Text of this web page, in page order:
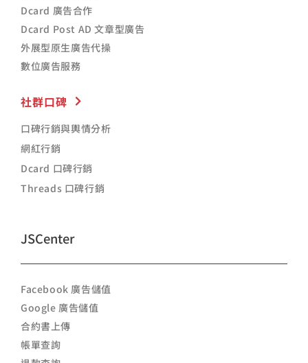
Dcard 廣告合作
Dcard Post AD 文章型廣告
外展型原生廣告代操
數位廣告服務
社群口碑
口碑行銷與輿情分析
網紅行銷
Dcard 口碑行銷
Threads 口碑行銷
JSCenter
Facebook 廣告儲值
Google 廣告儲值
合約書上傳
帳單查詢